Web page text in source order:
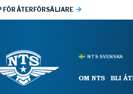
FÖR ÅTERFÖRSÄLJARE
NTS SVENSKA
OM NTS BLI